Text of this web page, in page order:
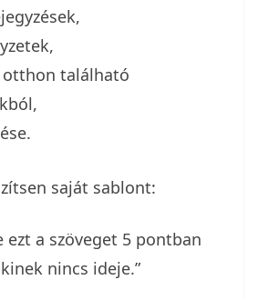
otthon található
saját sablont:
ezt a szöveget 5 pontban
nincs ideje.”